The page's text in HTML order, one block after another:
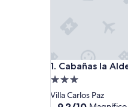
1. Cabañas la
Cabañas la Aldea
Propiedad
de
Villa Carlos Paz